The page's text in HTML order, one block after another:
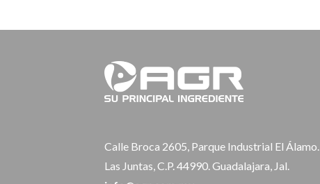
Calle Broca 2605, Parque Industrial El Álamo.
Las Juntas, C.P. 44990. Guadalajara, Jal.